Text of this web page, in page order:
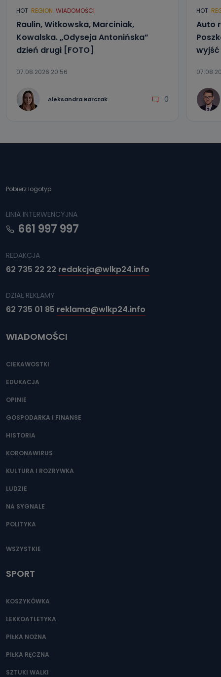
HOT REGION WIADOMOŚCI
Raulin, Witkowska, Marciniak,
Kowalska. „Odyseja Antonińska”
dzień drugi [FOTO]
07.08.2026 20:56
Aleksandra Barczak 0
HOT
Auto
wyjść
Pobierz logotyp
LINIA INTERWENCYJNA
661 997 997
REDAKCJA
62 735 22 22 redakcja@wlkp24.info
DZIAŁ REKLAMY
62 735 01 85 reklama@wlkp24.info
WIADOMOŚCI
CIEKAWOSTKI
EDUKACJA
OPINIE
GOSPODARKA I FINANSE
HISTORIA
KORONAWIRUS
KULTURA I ROZRYWKA
LUDZIE
NA SYGNALE
POLITYKA
WSZYSTKIE
SPORT
KOSZYKÓWKA
LEKKOATLETYKA
PIŁKA NOŻNA
PIŁKA RĘCZNA
SZTUKI WALKI